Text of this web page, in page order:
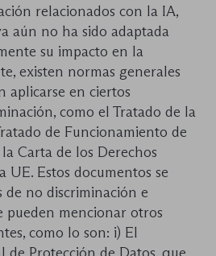
relacionados con la IA,
aún no ha sido adaptada
su impacto en la
existen normas generales
aplicarse en ciertos
como el Tratado de la
de Funcionamiento de
Carta de los Derechos
UE. Estos documentos se
de no discriminación e
pueden mencionar otros
como lo son: i) El